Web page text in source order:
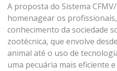
A proposta do Sistema
homenagear os
conhecimento da sociedade
zootécnica, que envolve
animal até o uso de
uma pecuária mais eficiente